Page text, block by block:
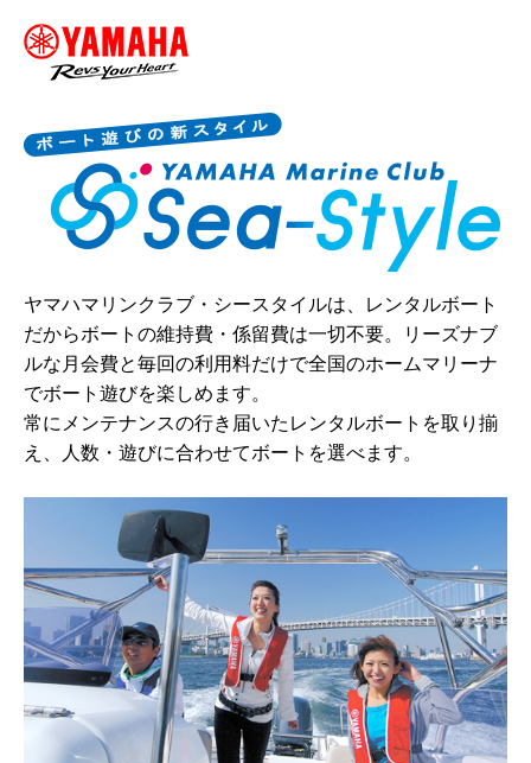
ヤマハマリンクラブ・シースタイルは、レンタルボート
だからボートの維持費・係留費は一切不要。リーズナブ
ルな月会費と毎回の利用料だけで全国のホームマリーナ
でボート遊びを楽しめます。
常にメンテナンスの行き届いたレンタルボートを取り揃
え、人数・遊びに合わせてボートを選べます。